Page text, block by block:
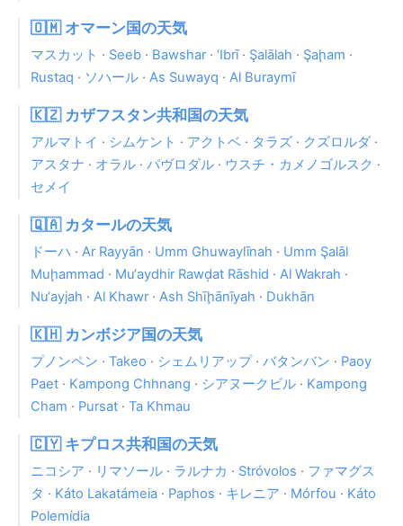
🇴🇲 オマーン国の天気
マスカット · Seeb · Bawshar· ‘Ibrī· Şalālah · Şaḩam ·
Rustaq · ソハール · As Suwayq · Al Buraymī
🇰🇿 カザフスタン共和国の天気
アルマトイ · シムケント · アクトベ · タラズ · クズロルダ ·
アスタナ · オラル · パヴロダル · ウスチ・カメノゴルスク ·
セメイ
🇶🇦 カタールの天気
ドーハ · Ar Rayyān · Umm Ghuwaylīnah · Umm Şalāl
Muḩammad · Mu‘aydhir Rawḑat Rāshid · Al Wakrah ·
Nu‘ayjah · Al Khawr· Ash Shīḩānīyah · Dukhān
🇰🇭 カンボジア国の天気
プノンペン · Takeo · シェムリアップ· バタンバン · Paoy
Paet · Kampong Chhnang · シアヌークビル · Kampong
Cham · Pursat · Ta Khmau
🇨🇾 キプロス共和国の天気
ニコシア · リマソール · ラルナカ · Stróvolos · ファマグス
タ · Káto Lakatámeia · Paphos · キレニア · Mórfou · Káto
Polemídia